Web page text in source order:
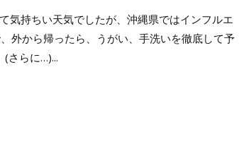
気持ちい天気でしたが、沖縄県ではインフルエ
外から帰ったら、うがい、手洗いを徹底して予
さらに…)...